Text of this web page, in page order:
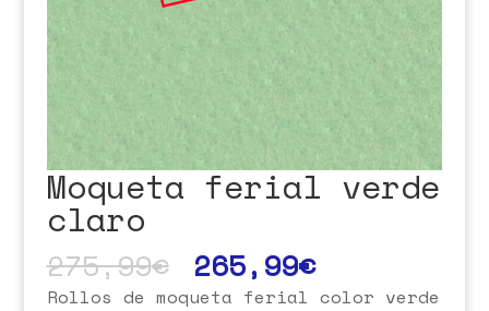
Moqueta ferial verde
claro
275,99€ 265,99€
Rollos de moqueta ferial color verde